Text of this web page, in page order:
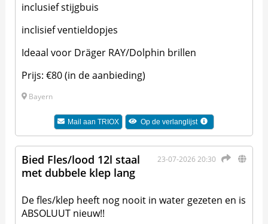
inclusief stijgbuis
inclisief ventieldopjes
Ideaal voor Dräger RAY/Dolphin brillen
Prijs: €80 (in de aanbieding)
Bayern
Mail aanTRIOX Op de verlanglijst
23-07-2026 20:30
Bied Fles/lood 12l staal
met dubbele klep lang
De fles/klep heeft nog nooit in water gezeten en is
ABSOLUUT nieuw!!